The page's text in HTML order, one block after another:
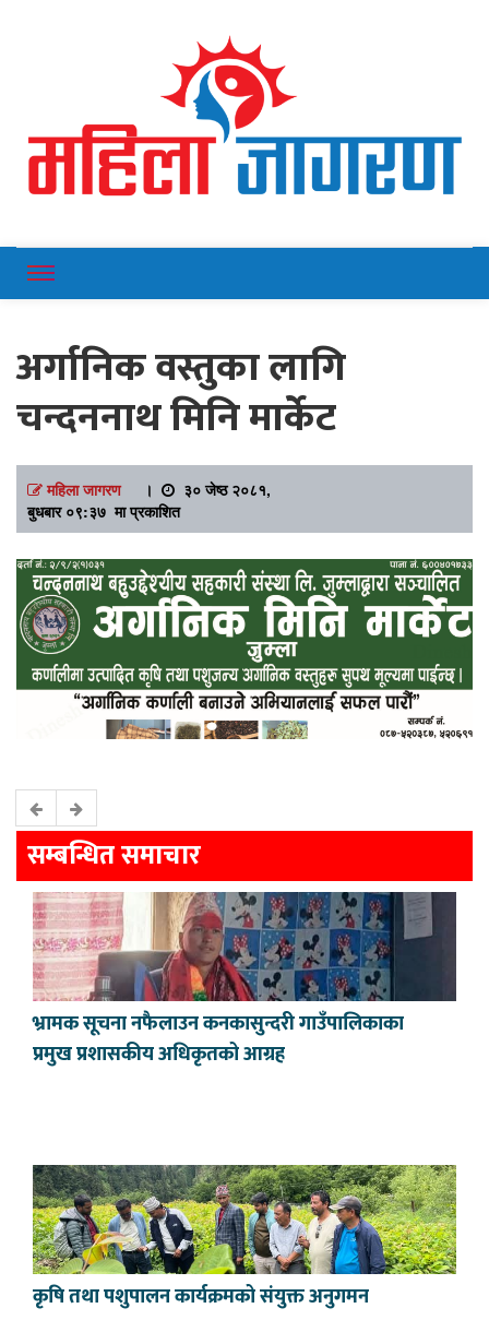
Mahilajagaran
अर्गानिक वस्तुका लागि
चन्दननाथ मिनि मार्केट
महिला जागरण।
३० जेष्ठ २०८१,
बुधबार ०९:३७ मा प्रकाशित
सम्बन्धित समाचार
भ्रामक सूचना नफैलाउन कनकासुन्दरी गाउँपालिकाका
प्रमुख प्रशासकीय अधिकृतको आग्रह
कृषि तथा पशुपालन कार्यक्रमको संयुक्त अनुगमन